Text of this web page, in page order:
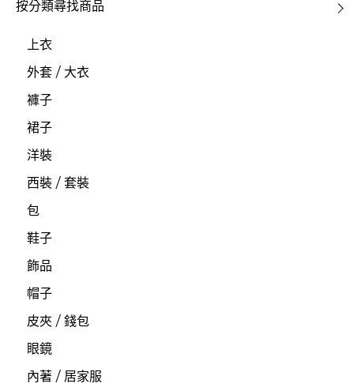
按分類尋找商品
上衣
外套 / 大衣
褲子
裙子
洋裝
西裝 / 套裝
包
鞋子
飾品
帽子
皮夾 / 錢包
眼鏡
內著 / 居家服